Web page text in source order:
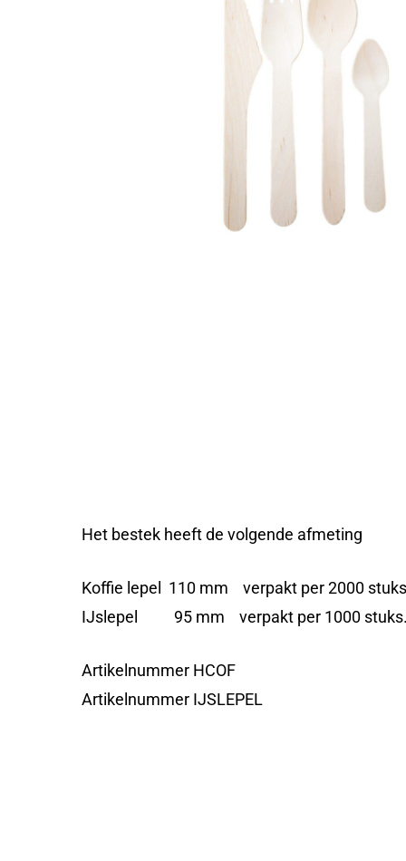
Het bestek heeft de volgende afmeting
Koffie lepel 110 mm verpakt per 2000
IJslepel 95 mm verpakt per 1000
Artikelnummer HCOF
Artikelnummer IJSLEPEL